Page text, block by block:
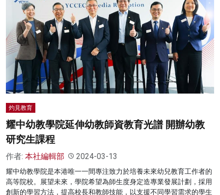
灼見教育
耀中幼教學院延伸幼教師資教育光譜 開辦幼教
研究生課程
作者: 本社編輯部 2024-03-13
耀中幼教學院是本港唯一一間專注致力於培養未來幼兒教育工作者的
高等院校。展望未來，學院希望為師生度身定造專業發展計劃，採用
創新的學習方法，提高校長和教師技能，以支援不同學習需求的學生